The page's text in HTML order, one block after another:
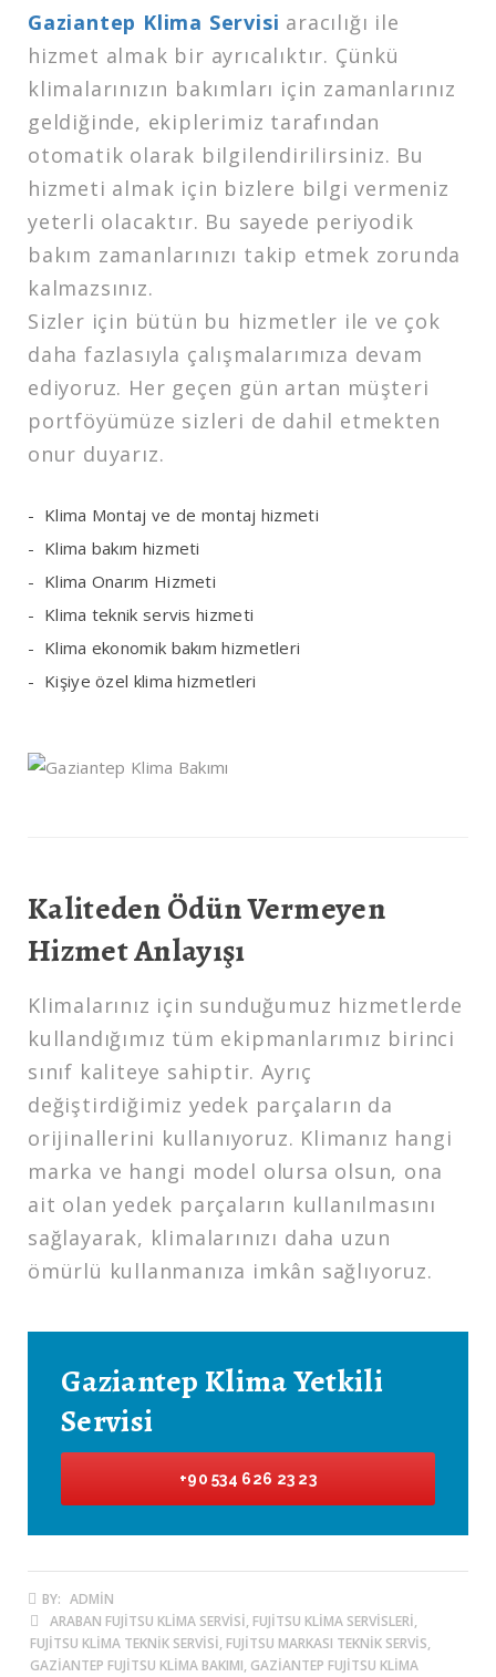
Gaziantep Klima Servisi aracılığı ile
hizmet almak bir ayrıcalıktır. Çünkü
klimalarınızın bakımları için zamanlarınız
geldiğinde, ekiplerimiz tarafından
otomatik olarak bilgilendirilirsiniz. Bu
hizmeti almak için bizlere bilgi vermeniz
yeterli olacaktır. Bu sayede periyodik
bakım zamanlarınızı takip etmek zorunda
kalmazsınız.
Sizler için bütün bu hizmetler ile ve çok
daha fazlasıyla çalışmalarımıza devam
ediyoruz. Her geçen gün artan müşteri
portföyümüze sizleri de dahil etmekten
onur duyarız.
Klima Montaj ve de montaj hizmeti
Klima bakım hizmeti
Klima Onarım Hizmeti
Klima teknik servis hizmeti
Klima ekonomik bakım hizmetleri
Kişiye özel klima hizmetleri
Kaliteden Ödün Vermeyen
Hizmet Anlayışı
Klimalarınız için sunduğumuz hizmetlerde
kullandığımız tüm ekipmanlarımız birinci
sınıf kaliteye sahiptir. Ayrıç
değiştirdiğimiz yedek parçaların da
orijinallerini kullanıyoruz. Klimanız hangi
marka ve hangi model olursa olsun, ona
ait olan yedek parçaların kullanılmasını
sağlayarak, klimalarınızı daha uzun
ömürlü kullanmanıza imkân sağlıyoruz.
Gaziantep Klima Yetkili
Servisi
+90 534 626 23 23
BY: ADMIN
ARABAN FUJITSU KLIMA SERVISI, FUJITSU KLIMA SERVISLERI,
FUJITSU KLIMA TEKNIK SERVISI, FUJITSU MARKASI TEKNIK SERVIS,
GAZIANTEP FUJITSU KLIMA BAKIMI, GAZIANTEP FUJITSU KLIMA